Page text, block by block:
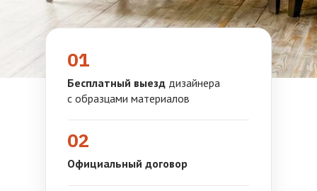
Бесплатный выезд дизайнера
с образцами материалов
Официальный договор
01
02